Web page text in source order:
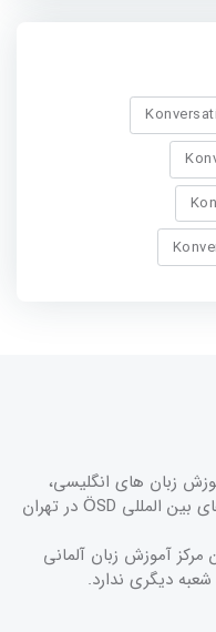
زبان های انگلیسی،
آلمانی و همچنین مرکز برگزاری آزمون های بین المللی ÖSD در تهران
آموزش زبان آلمانی
دیگری ندارد.